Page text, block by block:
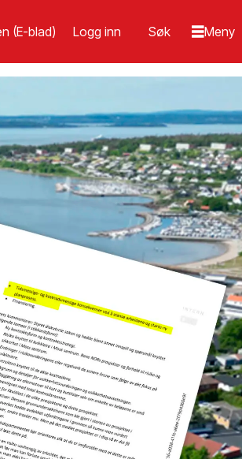
(E-blad) Logg inn